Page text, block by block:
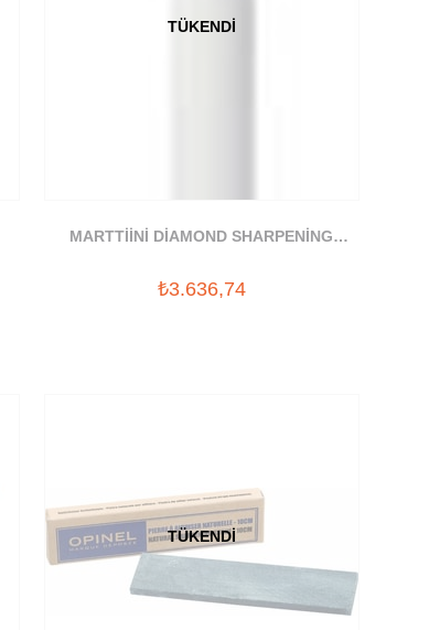
TÜKENDI
MARTTİİNİ DİAMOND SHARPENİNG
₺3.636,74
TÜKENDI